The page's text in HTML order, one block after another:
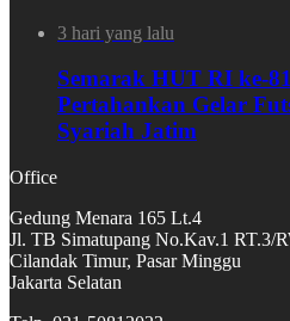
3 hari yang lalu
Semarak HUT RI ke-
Pertahankan Gelar
Syariah Jatim
Office
Gedung Menara 165 Lt.4
Jl. TB Simatupang No.Kav.1 RT.3/
Cilandak Timur, Pasar Minggu
Jakarta Selatan